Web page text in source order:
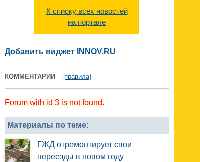
К списку всех новостей
на портале
Добавить виджет INNOV.RU
КОММЕНТАРИИ [правила]
Forum with id 3 is not found.
Материалы по теме:
ГЖД отремонтирует свои
переезды в новом году